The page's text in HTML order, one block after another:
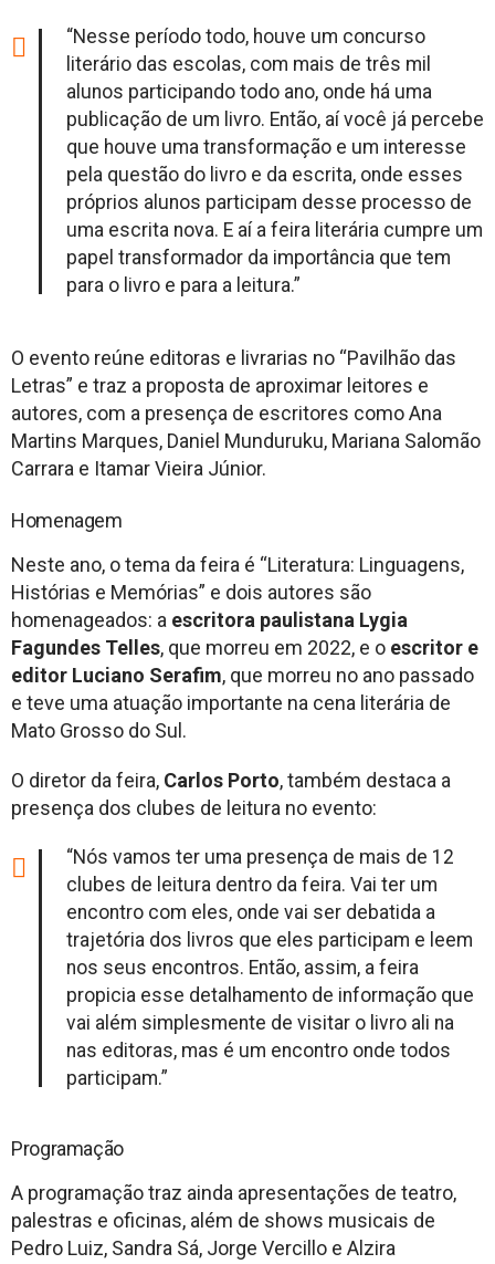
“Nesse período todo, houve um concurso
literário das escolas, com mais de três mil
alunos participando todo ano, onde há uma
publicação de um livro. Então, aí você já percebe
que houve uma transformação e um interesse
pela questão do livro e da escrita, onde esses
próprios alunos participam desse processo de
uma escrita nova. E aí a feira literária cumpre um
papel transformador da importância que tem
para o livro e para a leitura.”
O evento reúne editoras e livrarias no “Pavilhão das
Letras” e traz a proposta de aproximar leitores e
autores, com a presença de escritores como Ana
Martins Marques, Daniel Munduruku, Mariana Salomão
Carrara e Itamar Vieira Júnior.
Homenagem
Neste ano, o tema da feira é “Literatura: Linguagens,
Histórias e Memórias” e dois autores são
homenageados: a escritora paulistana Lygia
Fagundes Telles, que morreu em 2022, e o escritor e
editor Luciano Serafim, que morreu no ano passado
e teve uma atuação importante na cena literária de
Mato Grosso do Sul.
O diretor da feira, Carlos Porto, também destaca a
presença dos clubes de leitura no evento:
“Nós vamos ter uma presença de mais de 12
clubes de leitura dentro da feira. Vai ter um
encontro com eles, onde vai ser debatida a
trajetória dos livros que eles participam e leem
nos seus encontros. Então, assim, a feira
propicia esse detalhamento de informação que
vai além simplesmente de visitar o livro ali na
nas editoras, mas é um encontro onde todos
participam.”
Programação
A programação traz ainda apresentações de teatro,
palestras e oficinas, além de shows musicais de
Pedro Luiz, Sandra Sá, Jorge Vercillo e Alzira